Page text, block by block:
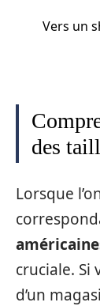
Vers un
des
Lorsque
cruciale. Si
d’un